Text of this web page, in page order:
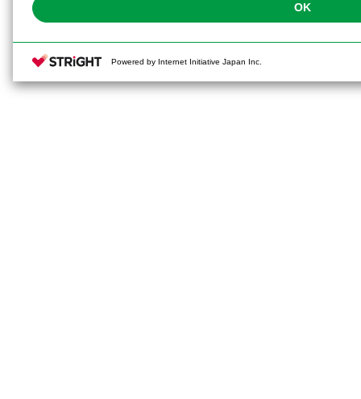
OK
Powered by Internet Initiative Japan Inc.